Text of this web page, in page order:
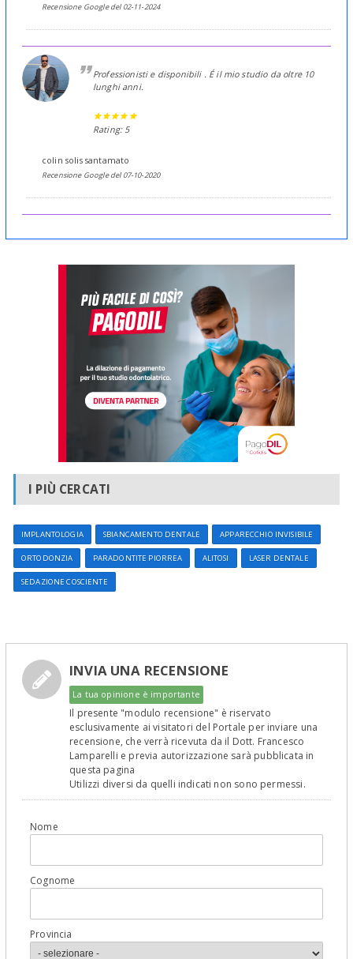
Recensione Google del 02-11-2024
Professionisti e disponibili . É il mio studio da oltre 10
lunghi anni.
Rating: 5
colin solis santamato
Recensione Google del 07-10-2020
I PIÙ CERCATI
IMPLANTOLOGIA SBIANCAMENTO DENTALE APPARECCHIO INVISIBILE
ORTODONZIA PARADONTITE PIORREA ALITOSI LASER DENTALE
SEDAZIONE COSCIENTE
INVIA UNA RECENSIONE
La tua opinione è importante
Il presente "modulo recensione" è riservato
esclusivamente ai visitatori del Portale per inviare una
recensione, che verrà ricevuta da il Dott. Francesco
Lamparelli e previa autorizzazione sarà pubblicata in
questa pagina
Utilizzi diversi da quelli indicati non sono permessi.
Nome
Cognome
Provincia